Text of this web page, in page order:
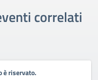
correlati
è riservato.